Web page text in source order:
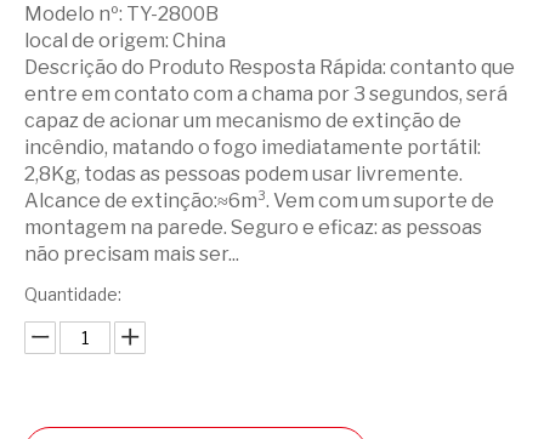
Modelo nº: TY-2800B
local de origem: China
Descrição do Produto Resposta Rápida: contanto que
entre em contato com a chama por 3 segundos, será
capaz de acionar um mecanismo de extinção de
incêndio, matando o fogo imediatamente portátil:
2,8Kg, todas as pessoas podem usar livremente.
Alcance de extinção:≈6m³. Vem com um suporte de
montagem na parede. Seguro e eficaz: as pessoas
não precisam mais ser...
Quantidade: